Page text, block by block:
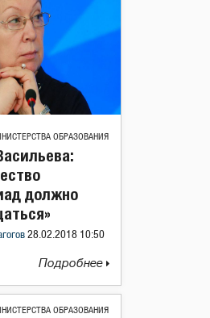
ОБРАЗОВАНИЯ
должно
28.02.2018 10:50
Подробнее
ОБРАЗОВАНИЯ